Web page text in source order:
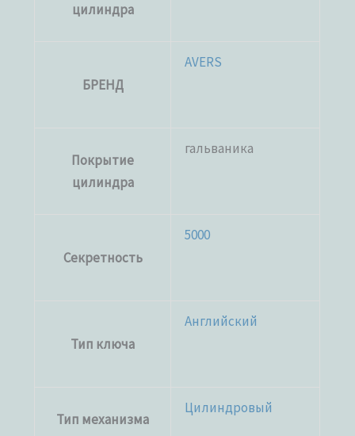
цилиндра
БРЕНД
AVERS
Покрытие
цилиндра
гальваника
Секретность
5000
Тип ключа
Английский
Тип механизма
Цилиндровый